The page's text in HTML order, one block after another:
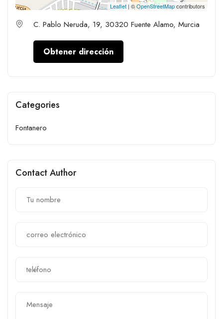
Leaflet | ©OpenStreetMapcontributors
C. Pablo Neruda, 19, 30320 Fuente Alamo, Murcia
Obtener dirección
Categories
Fontanero
Contact Author